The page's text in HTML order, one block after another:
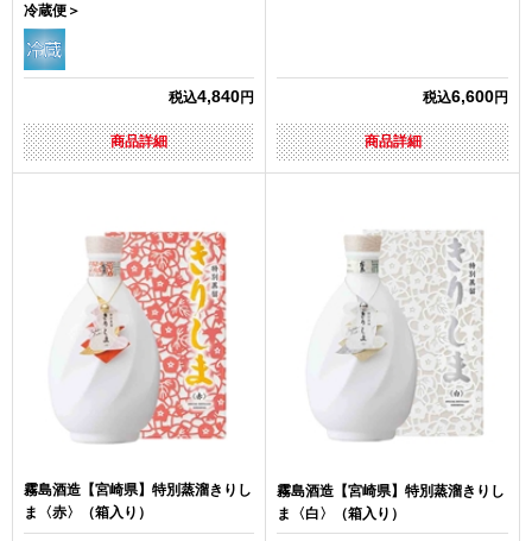
冷蔵便＞
税込4,840円
商品詳細
税込6,600円
商品詳細
霧島酒造【宮崎県】特別蒸溜きりし
ま〈赤〉（箱入り）
霧島酒造【宮崎県】特別蒸溜きりし
ま〈白〉（箱入り）